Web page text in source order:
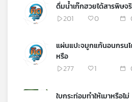
ดื่มน้ำเก๊กฮวยได้สารพิษจ
201
0
แผ่นแปะจมูกแก้นอนกรนไ
หรือ
277
1
ใบกระท่อมทำให้เมาหรือไม่